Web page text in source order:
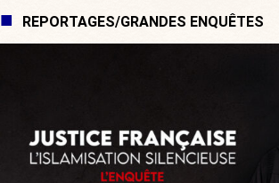
REPORTAGES/GRANDES ENQUÊTES